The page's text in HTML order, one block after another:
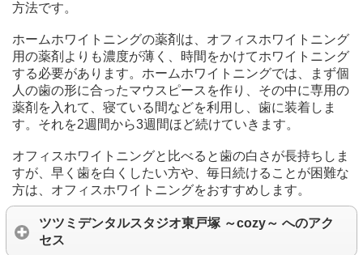
方法です。
ホームホワイトニングの薬剤は、オフィスホワイトニング
用の薬剤よりも濃度が薄く、時間をかけてホワイトニング
する必要があります。ホームホワイトニングでは、まず個
人の歯の形に合ったマウスピースを作り、その中に専用の
薬剤を入れて、寝ている間などを利用し、歯に装着しま
す。それを2週間から3週間ほど続けていきます。
オフィスホワイトニングと比べると歯の白さが長持ちしま
すが、早く歯を白くしたい方や、毎日続けることが困難な
方は、オフィスホワイトニングをおすすめします。
ツツミデンタルスタジオ東戸塚 ～cozy～ へのアク
セス